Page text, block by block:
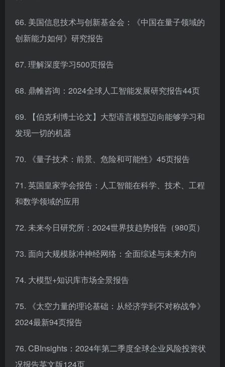
66. 美国信息技术与创新基金会：《中国在量子领域的
创新能力如何》研究报告
67. 理解深度学习500页报告
68. 鼎帷咨询：2024全球人工智能发展研究报告44页
69. 【伯克利博士论文】大型语言模型迈向能够学习和
发现一切的机器
70. 《量子技术：前景、危险和可能性》45页报告
71. 英国皇家学会报告：人工智能在科学、技术、工程
和数学领域的应用
72. 未来今日研究所：2024世界技趋势报告（980页）
73. 面向大规模脉冲神经网络：全面综述与未来方向
74. 大模型+知识库市场全景报告
75. 《太空力量的理论基础：从经济学到不对称战争》
2024最新94页报告
76. CBInsights：2024年第二季度全球企业风险投资状
况报告英文版124页